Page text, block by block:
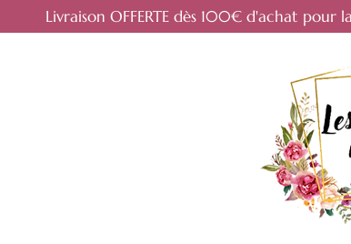
Livraison OFFERTE dès 100€ d'achat